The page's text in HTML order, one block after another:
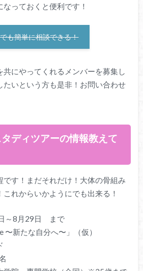
っておくと便利です！
でも簡単に相談できる！
にやってくれるメンバーを募集し
たいという方も是非！お問い合わせ
ディツアーの情報教えて
です！まだそれだけ！大体の骨組み
これからいかようにでも出来る！
～8月29日 まで
新たな自分へ〜」（仮）